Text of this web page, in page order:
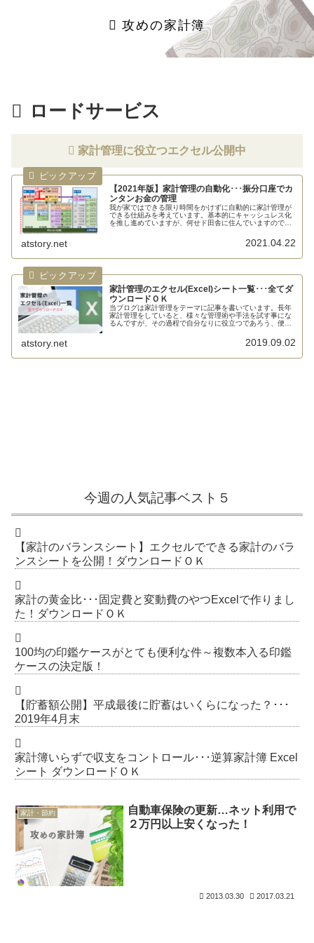
攻めの家計簿
ロードサービス
家計管理に役立つエクセル公開中
【2021年版】家計管理の自動化･･･振分口座でカ
ンタンお金の管理
我が家ではできる限り時間をかけずに自動的に家計管理が
できる仕組みを考えています。基本的にキャッシュレス化
を推し進めていますが、何せド田舎に住んでいますので現
atstory.net 2021.04.22
家計管理のエクセル(Excel)シート一覧･･･全てダ
ウンロードＯＫ
当ブログは家計管理をテーマに記事を書いています。長年
家計管理をしていると、様々な管理術や手法を試す事にな
るんですが、その過程で自分なりに役立つであろう、便利
atstory.net 2019.09.02
今週の人気記事ベスト５
【家計のバランスシート】エクセルでできる家計のバラ
ンスシートを公開！ダウンロードＯＫ
家計の黄金比･･･固定費と変動費のやつExcelで作りまし
た！ダウンロードＯＫ
100均の印鑑ケースがとても便利な件～複数本入る印鑑
ケースの決定版！
【貯蓄額公開】平成最後に貯蓄はいくらになった？･･･
2019年4月末
家計簿いらずで収支をコントロール･･･逆算家計簿 Excel
シート ダウンロードＯＫ
家計・節約
自動車保険の更新…ネット利用で
２万円以上安くなった！
2013.03.30 2017.03.21